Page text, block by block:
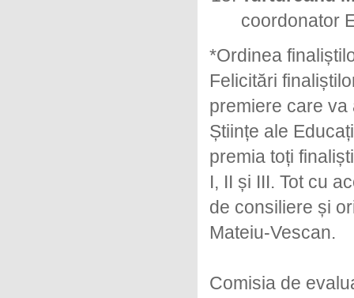
coordonator
*Ordinea
Felicitări
premiere care va
Științe ale
premia toți
I, II și III. Tot cu
de consiliere și
Mateiu-Vescan.
Comisia de